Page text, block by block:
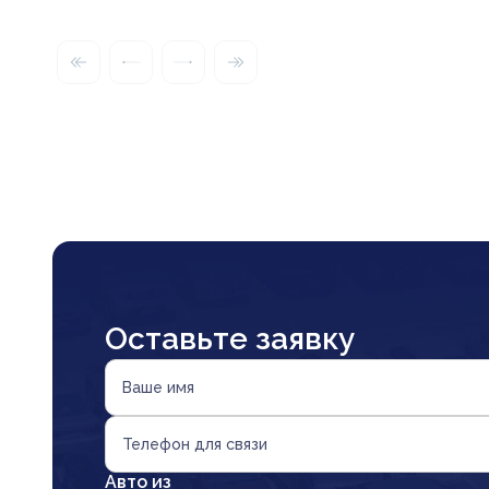
Оставьте заявку
Ваше имя
Телефон для связи
Авто из